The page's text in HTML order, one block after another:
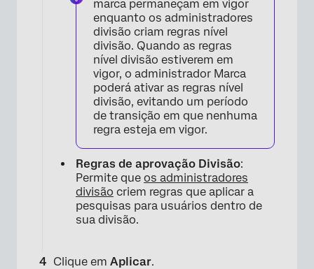
×
marca permaneçam em vigor
enquanto os administradores
divisão criam regras nível
divisão. Quando as regras
nível divisão estiverem em
vigor, o administrador Marca
poderá ativar as regras nível
divisão, evitando um período
de transição em que nenhuma
regra esteja em vigor.
Regras de aprovação Divisão:
Permite que os administradores
divisão criem regras que aplicar a
pesquisas para usuários dentro de
sua divisão.
Clique em Aplicar.